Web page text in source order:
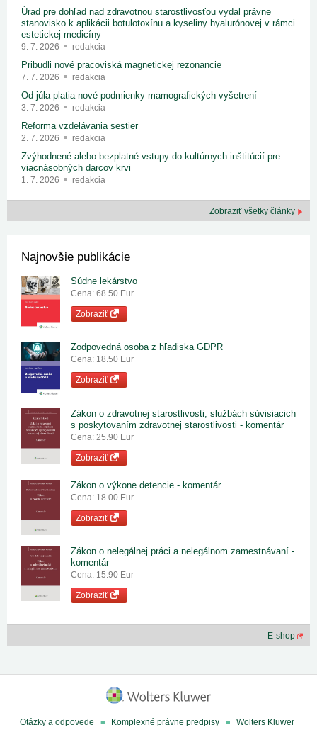
Úrad pre dohľad nad zdravotnou starostlivosťou vydal právne
stanovisko k aplikácii botulotoxínu a kyseliny hyalurónovej v rámci
estetickej medicíny
9. 7. 2026 redakcia
Pribudli nové pracoviská magnetickej rezonancie
7. 7. 2026 redakcia
Od júla platia nové podmienky mamografických vyšetrení
3. 7. 2026 redakcia
Reforma vzdelávania sestier
2. 7. 2026 redakcia
Zvýhodnené alebo bezplatné vstupy do kultúrnych inštitúcií pre
viacnásobných darcov krvi
1. 7. 2026 redakcia
Zobraziť všetky články
Najnovšie publikácie
Súdne lekárstvo
Cena: 68.50 Eur
Zobraziť
Zodpovedná osoba z hľadiska GDPR
Cena: 18.50 Eur
Zobraziť
Zákon o zdravotnej starostlivosti, službách súvisiacich
s poskytovaním zdravotnej starostlivosti - komentár
Cena: 25.90 Eur
Zobraziť
Zákon o výkone detencie - komentár
Cena: 18.00 Eur
Zobraziť
Zákon o nelegálnej práci a nelegálnom zamestnávaní -
komentár
Cena: 15.90 Eur
Zobraziť
E-shop
Otázky a odpovede Komplexné právne predpisy Wolters Kluwer